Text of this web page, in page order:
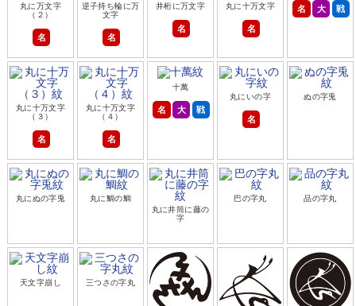
丸に万文字
（２）
名
逆子持ち輪に万
文字
名
井桁に万文字
名
丸に十万文字
名
名 大 戦
丸に十万文字
（３）
名
丸に十万文字
（４）
名
十萬
名 大 戦
丸にいの字
名
ぬの字兎
丸にぬの字兎
丸に鯛の鯛
丸に井筒に藤の
字
巴の字丸 品の字丸
天文字崩し 三つさの字丸